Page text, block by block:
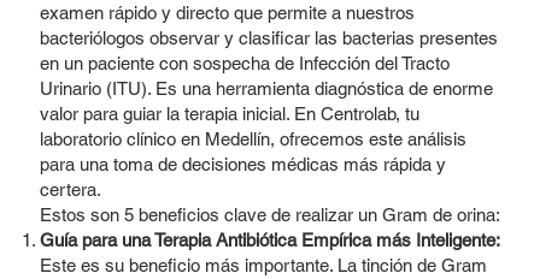
examen rápido y directo que permite a nuestros
bacteriólogos observar y clasificar las bacterias presentes
en un paciente con sospecha de Infección del Tracto
Urinario (ITU). Es una herramienta diagnóstica de enorme
valor para guiar la terapia inicial. En Centrolab, tu
laboratorio clínico en Medellín, ofrecemos este análisis
para una toma de decisiones médicas más rápida y
certera.
Estos son 5 beneficios clave de realizar un Gram de orina:
Guía para una Terapia Antibiótica Empírica más Inteligente:
Este es su beneficio más importante. La tinción de Gram